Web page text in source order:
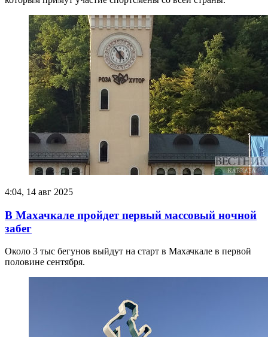
4:04, 14 авг 2025
В Махачкале пройдет первый массовый ночной
забег
Около 3 тыс бегунов выйдут на старт в Махачкале в первой
половине сентября.